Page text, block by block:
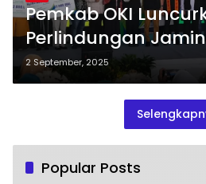
Pemkab OKI
Perlindungan
Ketenagakerjaan
Ekosistem Desa
2 September, 2025
Popular Posts